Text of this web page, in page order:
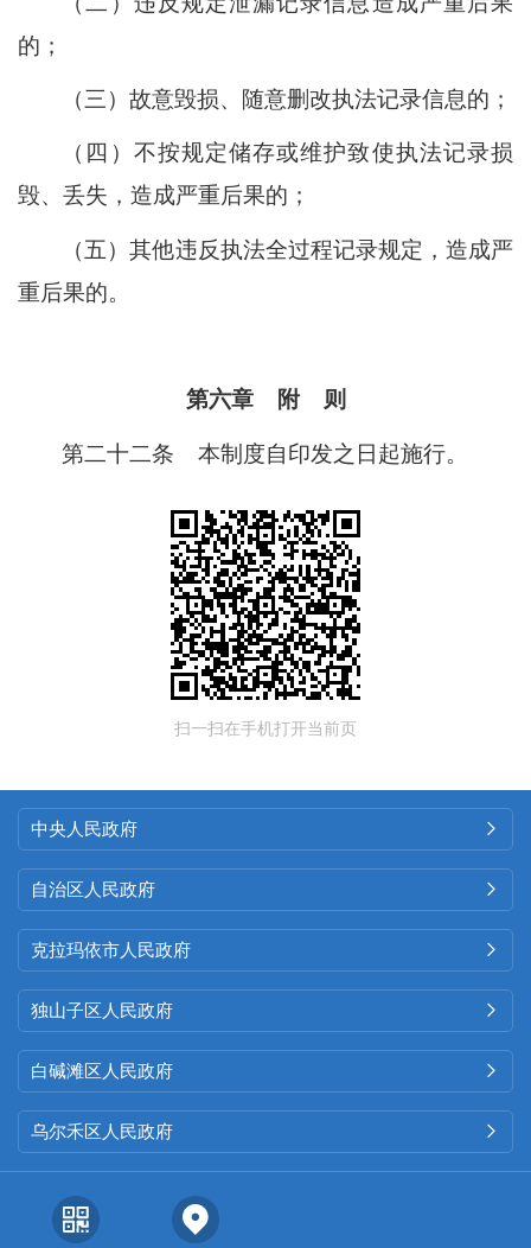
的；
（三）故意毁损、随意删改执法记录信息的；
（四）不按规定储存或维护致使执法记录损
毁、丢失，造成严重后果的；
（五）其他违反执法全过程记录规定，造成严
重后果的。
第六章 附 则
第二十二条 本制度自印发之日起施行。
扫一扫在手机打开当前页
中央人民政府 
自治区人民政府 
克拉玛依市人民政府 
独山子区人民政府 
白碱滩区人民政府 
乌尔禾区人民政府 